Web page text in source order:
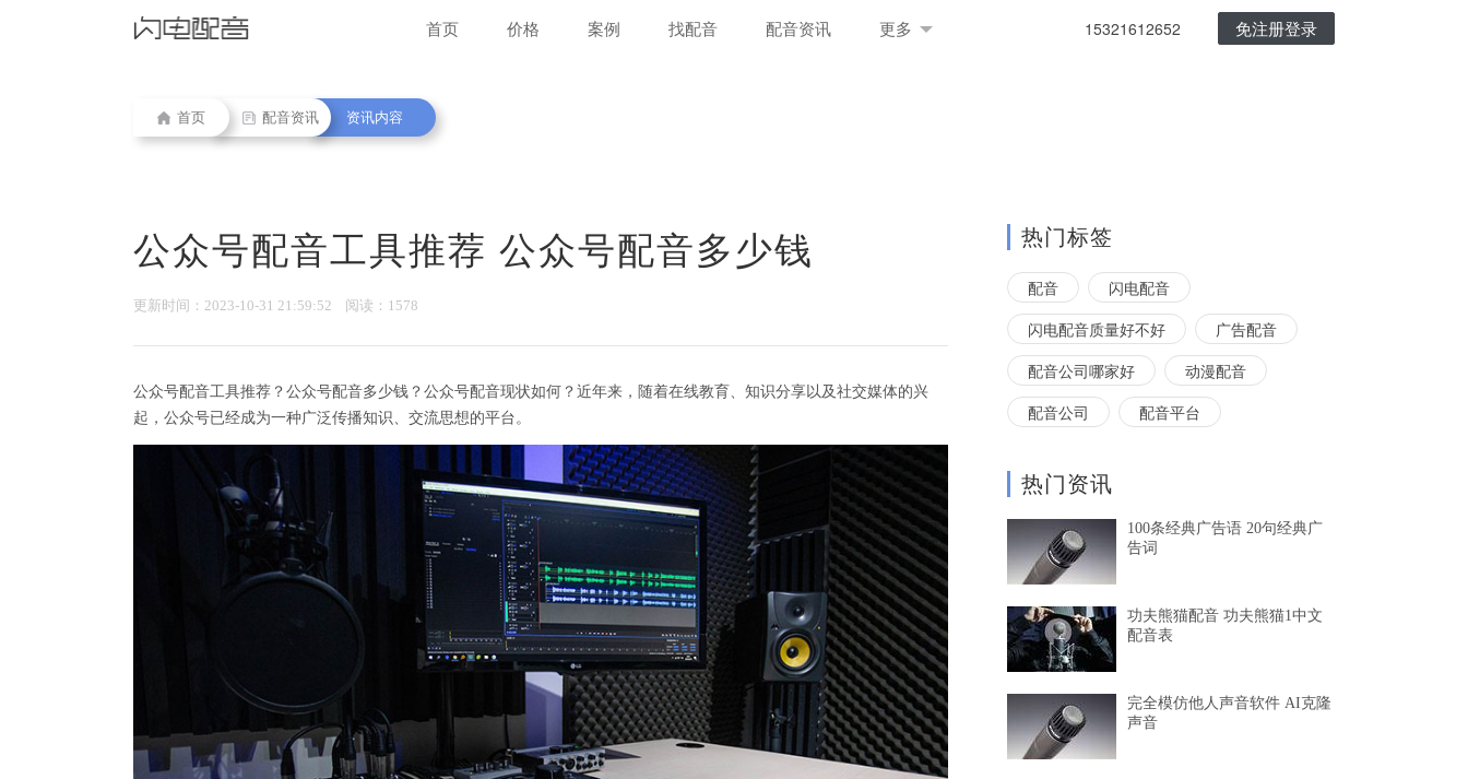
首页 价格 案例 找配音 配音资讯 更多 15321612652 免注册登录
首页 配音资讯 资讯内容
公众号配音工具推荐 公众号配音多少钱
更新时间：2023-10-31 21:59:52 阅读：1578
公众号配音工具推荐？公众号配音多少钱？公众号配音现状如何？近年来，随着在线教育、知识分享以及社交媒体的兴
起，公众号已经成为一种广泛传播知识、交流思想的平台。
热门标签
配音
闪电配音
闪电配音质量好不好
广告配音
配音公司哪家好
动漫配音
配音公司
配音平台
热门资讯
100条经典广告语 20句经典广
告词
功夫熊猫配音 功夫熊猫1中文
配音表
完全模仿他人声音软件 AI克隆
声音